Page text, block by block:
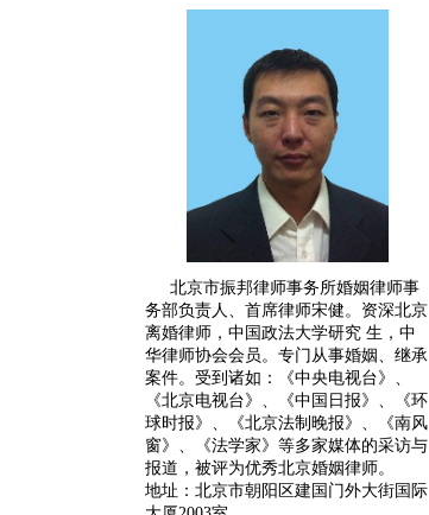
北京市振邦律师事务所婚姻律师事
务部负责人、首席律师宋健。 资深北京
离婚律师 ，中国政法大学研究 生，中
华律师协会会员。专门从事婚姻、继承
案件。受到诸如：《中央电视台》、
《北京电视台》、《中国日报》、《环
球时报》、《北京法制晚报》、《南风
窗》、《法学家》等多家媒体的采访与
报道，被评为优秀北京婚姻律师。
地址：北京市朝阳区建国门外大街国际